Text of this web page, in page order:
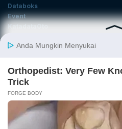
Databoks
Event
KatadataOto
Email